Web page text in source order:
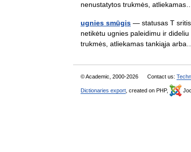
nenustatytos trukmės,
ugnies smūgis — statusas T sritis
netikėtu ugnies paleidimu ir
trukmės, atliekamas tankiąja
© Academic, 2000-2026 Contact us:
Dictionaries export , created on PHP,